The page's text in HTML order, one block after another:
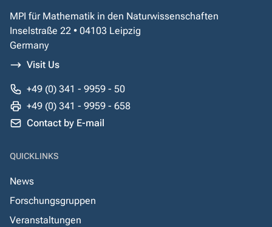
MPI für Mathematik in den Naturwissenschaften
Inselstraße 22 • 04103 Leipzig
Germany
Visit Us
+49 (0) 341 - 9959 - 50
+49 (0) 341 - 9959 - 658
Contact by E-mail
QUICKLINKS
News
Forschungsgruppen
Veranstaltungen